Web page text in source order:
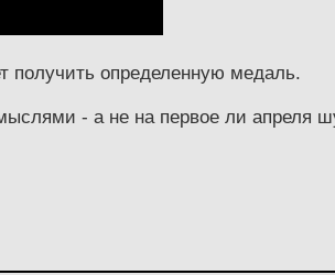
получить определенную медаль.
- а не на первое ли апреля